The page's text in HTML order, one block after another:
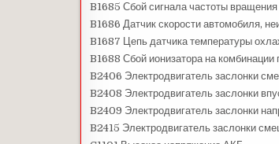
B1685 Сбой сигнала частоты
B1686 Датчик скорости автомобиля,
B1687 Цепь датчика температуры
B1688 Сбой ионизатора на комбинации
B2406 Электродвигатель заслонки
B2408 Электродвигатель заслонки
B2409 Электродвигатель заслонки
B2415 Электродвигатель заслонки